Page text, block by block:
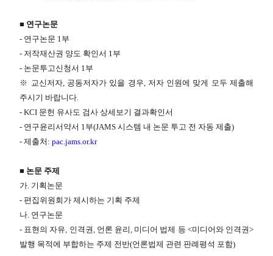
■ 연구논문
- 연구논문 1부
- 저작재산권 양도 확인서 1부
- 논문투고신청서 1부
※ 교신저자, 공동저자가 있을 경우, 저자 인원에 맞게 모두 제출해
주시기 바랍니다.
- KCI 문헌 유사도 검사 상세보기 결과확인서
- 연구윤리서약서 1부(JAMS 시스템 내 논문 투고 전 자동 제출)
- 제출처: pac.jams.or.kr
■ 논문 주제
가. 기획논문
- 편집위원회가 제시하는 기획 주제
나. 연구논문
- 표현의 자유, 인격권, 언론 윤리, 미디어 법제 등 <미디어와 인격권>
발행 목적에 부합하는 주제 전반(언론법제 관련 판례평석 포함)